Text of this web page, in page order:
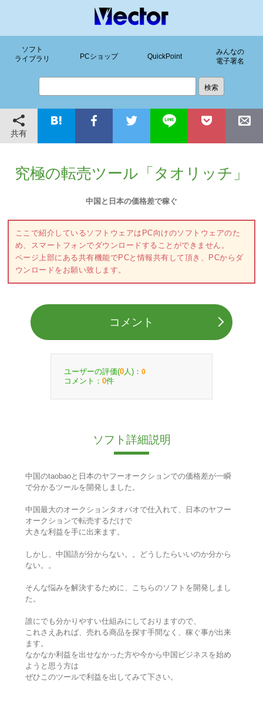
ソフト
ライブラリ
PCショップ QuickPoint
みんなの
電子署名
共有
究極の転売ツール「タオリッチ」
中国と日本の価格差で稼ぐ
ここで紹介しているソフトウェアはPC向けのソフトウェアのた
め、スマートフォンでダウンロードすることができません。
ページ上部にある共有機能でPCと情報共有して頂き、PCからダ
ウンロードをお願い致します。
コメント
ユーザーの評価(0 人)： 0
コメント： 0件
ソフト詳細説明
中国のtaobaoと日本のヤフーオークションでの価格差が一瞬
で分かるツールを開発しました。
中国最大のオークションタオバオで仕入れて、日本のヤフー
オークションで転売するだけで
大きな利益を手に出来ます。
しかし、中国語が分からない。。どうしたらいいのか分から
ない。。
そんな悩みを解決するために、こちらのソフトを開発しまし
た。
誰にでも分かりやすい仕組みにしておりますので、
これさえあれば、売れる商品を探す手間なく、稼ぐ事が出来
ます。
なかなか利益を出せなかった方や今から中国ビジネスを始め
ようと思う方は
ぜひこのツールで利益を出してみて下さい。